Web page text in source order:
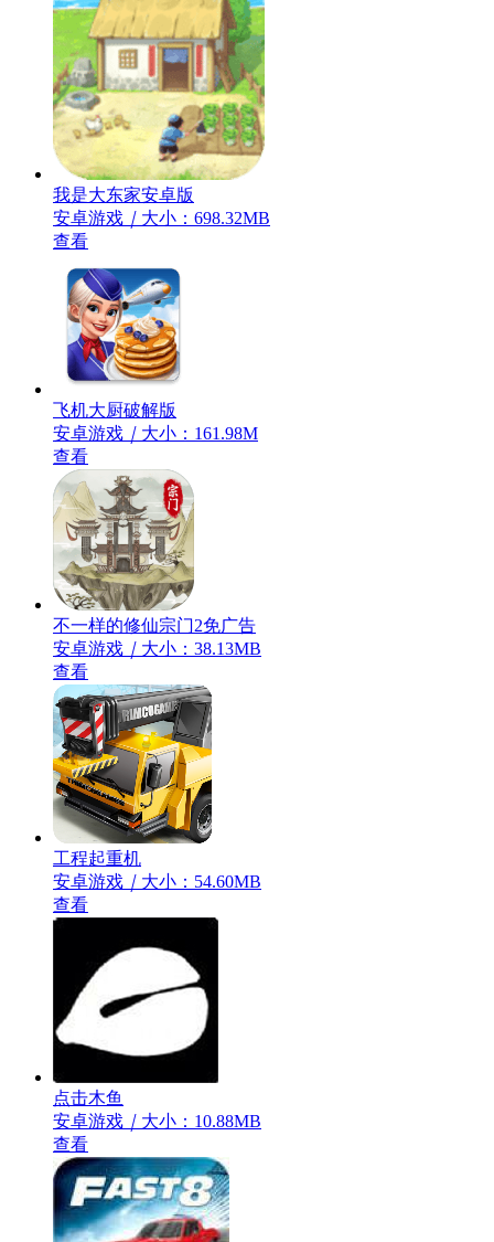
我是大东家安卓版
安卓游戏 ｜ 大小：698.32MB
查看
飞机大厨破解版
安卓游戏 ｜ 大小：161.98M
查看
不一样的修仙宗门2免广告
安卓游戏 ｜ 大小：38.13MB
查看
工程起重机
安卓游戏 ｜ 大小：54.60MB
查看
点击木鱼
安卓游戏 ｜ 大小：10.88MB
查看